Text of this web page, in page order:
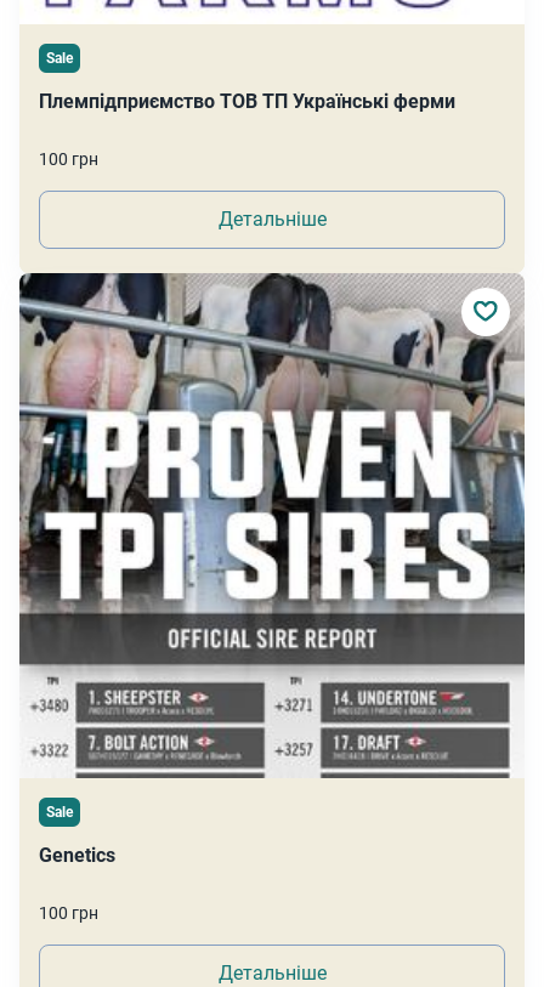
Sale
Племпідприємство ТОВ ТП Українські ферми
100 грн
Детальніше
Sale
Genetics
100 грн
Детальніше